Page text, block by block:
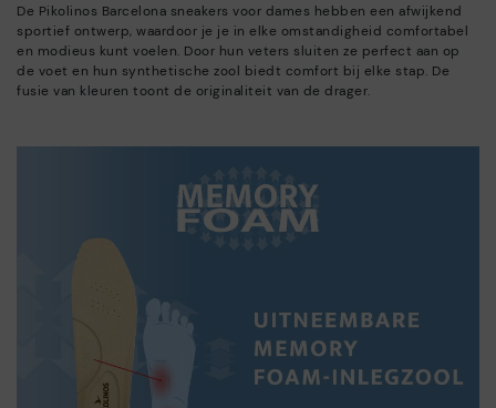
De Pikolinos Barcelona sneakers voor dames hebben een afwijkend
sportief ontwerp, waardoor je je in elke omstandigheid comfortabel
en modieus kunt voelen. Door hun veters sluiten ze perfect aan op
de voet en hun synthetische zool biedt comfort bij elke stap. De
fusie van kleuren toont de originaliteit van de drager.